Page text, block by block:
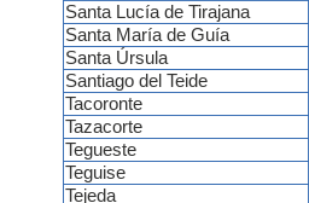
Santa Lucía de Tirajana
Santa María de Guía
Santa Úrsula
Santiago del Teide
Tacoronte
Tazacorte
Tegueste
Teguise
Tejeda